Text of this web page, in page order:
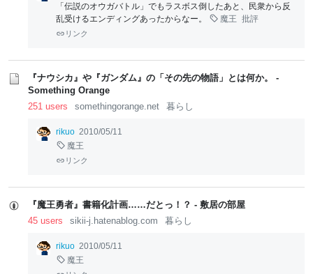
「伝説のオウガバトル」でもラスボス倒したあと、民衆から反
乱受けるエンディングあったからなー。
魔王 批評
リンク
『ナウシカ』や『ガンダム』の「その先の物語」とは何か。 -
Something Orange
251 users
somethingorange.net 暮らし
rikuo 2010/05/11
魔王
リンク
『魔王勇者』書籍化計画……だとっ！？ - 敷居の部屋
45 users
sikii-j.hatenablog.com 暮らし
rikuo 2010/05/11
魔王